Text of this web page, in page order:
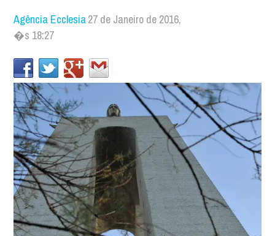
Agência Ecclesia27 de Janeiro de 2016,
�s 18:27